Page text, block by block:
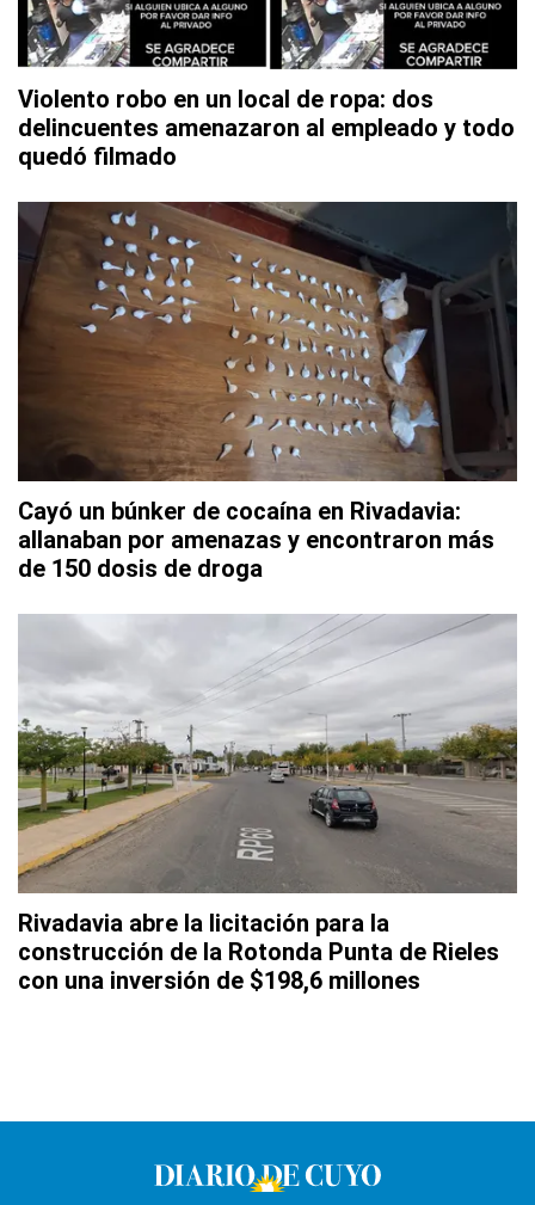
Violento robo en un local de ropa: dos
delincuentes amenazaron al empleado y todo
quedó filmado
Cayó un búnker de cocaína en Rivadavia:
allanaban por amenazas y encontraron más
de 150 dosis de droga
Rivadavia abre la licitación para la
construcción de la Rotonda Punta de Rieles
con una inversión de $198,6 millones